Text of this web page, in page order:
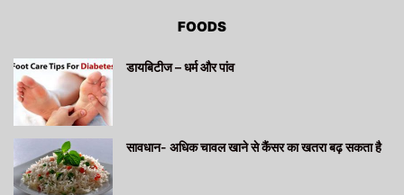
FOODS
डायबिटीज – धर्म और पांव
सावधान- अधिक चावल खाने से कैंसर का खतरा बढ़ सकता है